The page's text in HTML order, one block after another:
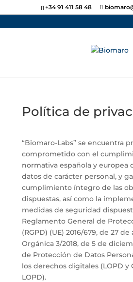
+34 91 411 58 48
Política de
“Biomaro-Labs” se encuentra
comprometido con el
normativa española y europea
datos de carácter personal, y
cumplimiento íntegro de las
dispuestas, así como la
medidas de seguridad
Reglamento General de
(RGPD) (UE) 2016/679, de 27
Orgánica 3/2018, de 5 de
de Protección de Datos
los derechos digitales (LOPD y
LOPD).